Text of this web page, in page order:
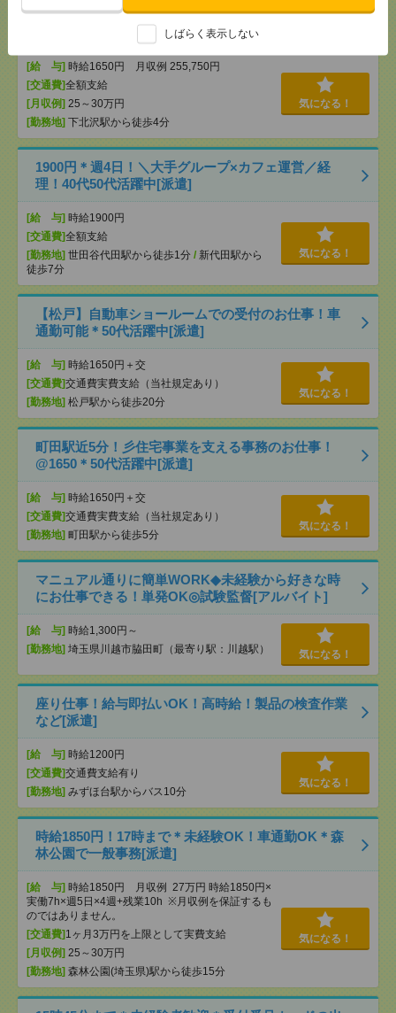
しばらく表示しない
9月！区役所！下北沢！データ入力多め！カンタン事
[給 与] 時給1650円 月収例 255,750円
[交通費]全額支給
[月収例] 25～30万円
[勤務地] 下北沢駅から徒歩4分
気になる！
1900円＊週4日！＼大手グループ×カフェ運営／経
理！40代50代活躍中[派遣]
[給 与] 時給1900円
[交通費]全額支給
[勤務地] 世田谷代田駅から徒歩1分 / 新代田駅から
徒歩7分
気になる！
【松戸】自動車ショールームでの受付のお仕事！車
通勤可能＊50代活躍中[派遣]
[給 与] 時給1650円＋交
[交通費]交通費実費支給（当社規定あり）
[勤務地] 松戸駅から徒歩20分
気になる！
町田駅近5分！彡住宅事業を支える事務のお仕事！
@1650＊50代活躍中[派遣]
[給 与] 時給1650円＋交
[交通費]交通費実費支給（当社規定あり）
[勤務地] 町田駅から徒歩5分
気になる！
マニュアル通りに簡単WORK◆未経験から好きな時
にお仕事できる！単発OK◎試験監督[アルバイト]
[給 与] 時給1,300円～
[勤務地] 埼玉県川越市脇田町（最寄り駅：川越駅） 気になる！
座り仕事！給与即払いOK！高時給！製品の検査作業
など[派遣]
[給 与] 時給1200円
[交通費]交通費支給有り
[勤務地] みずほ台駅からバス10分
気になる！
時給1850円！17時まで＊未経験OK！車通勤OK＊森
林公園で一般事務[派遣]
[給 与] 時給1850円 月収例 27万円 時給1850円×
実働7h×週5日×4週+残業10h ※月収例を保証するも
のではありません。
[交通費] 1ヶ月3万円を上限として実費支給
[月収例] 25～30万円
[勤務地] 森林公園(埼玉県)駅から徒歩15分
気になる！